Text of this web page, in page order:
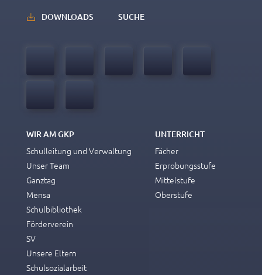
DOWNLOADS SUCHE
WIR AM GKP
Schulleitung und Verwaltung
Unser Team
Ganztag
Mensa
Schulbibliothek
Förderverein
SV
Unsere Eltern
Schulsozialarbeit
UNTERRICHT
Fächer
Erprobungsstufe
Mittelstufe
Oberstufe